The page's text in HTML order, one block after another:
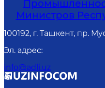
Министров
100192, г. Ташкент, пр.
Эл. адрес:
info@adli.uz